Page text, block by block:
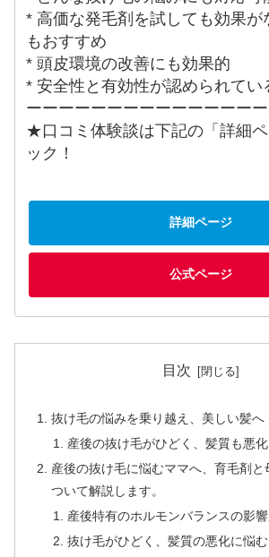
* 高価な発毛剤を試しても効果が
もおすすめ
* 頭皮環境の改善にも効果的
* 安全性と有効性が認められてい
ーーーーーーーーーーーーーー
★口コミ体験談は下記の「詳細ペ
ック！
詳細ページ
公式ページ
目次
抜け毛の悩みを乗り越え、美しい髪へ
産後の抜け毛がひどく、髪質も悪化
産後の抜け毛に悩むママへ、育毛剤と
ついて解説します。
産後特有のホルモンバランスの影
抜け毛がひどく、髪質の悪化に悩